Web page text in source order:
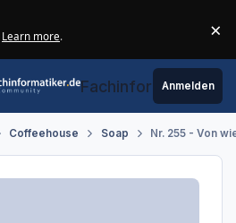
Learn more. ×
Fachinformatiker.de
Anmelden
Coffeehouse Soap Nr. 255 - Von